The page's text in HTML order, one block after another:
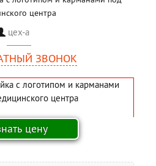
центра
цех-а
ЗВОНОК